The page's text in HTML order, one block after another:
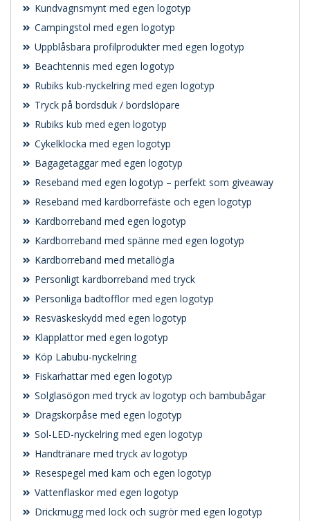
Kundvagnsmynt med egen logotyp
Campingstol med egen logotyp
Uppblåsbara profilprodukter med egen logotyp
Beachtennis med egen logotyp
Rubiks kub-nyckelring med egen logotyp
Tryck på bordsduk / bordslöpare
Rubiks kub med egen logotyp
Cykelklocka med egen logotyp
Bagagetaggar med egen logotyp
Reseband med egen logotyp – perfekt som giveaway
Reseband med kardborrefäste och egen logotyp
Kardborreband med egen logotyp
Kardborreband med spänne med egen logotyp
Kardborreband med metallögla
Personligt kardborreband med tryck
Personliga badtofflor med egen logotyp
Resväskeskydd med egen logotyp
Klapplattor med egen logotyp
Köp Labubu-nyckelring
Fiskarhattar med egen logotyp
Solglasögon med tryck av logotyp och bambubågar
Dragskorpåse med egen logotyp
Sol-LED-nyckelring med egen logotyp
Handtränare med tryck av logotyp
Resespegel med kam och egen logotyp
Vattenflaskor med egen logotyp
Drickmugg med lock och sugrör med egen logotyp